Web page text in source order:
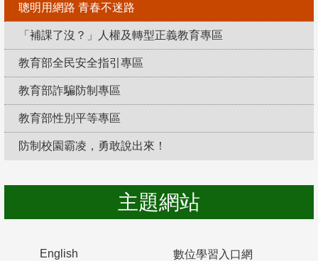
聰明用網路 青春不迷路
「補課了沒？」人權及轉型正義教育專區
教育部全民安全指引專區
教育部詐騙防制專區
教育部性別平等專區
防制校園霸凌，勇敢說出來！
主題網站
English 數位學習入口網